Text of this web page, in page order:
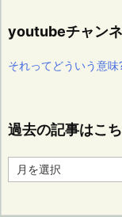
youtubeチャン
それってどういう意味
過去の記事はこち
去